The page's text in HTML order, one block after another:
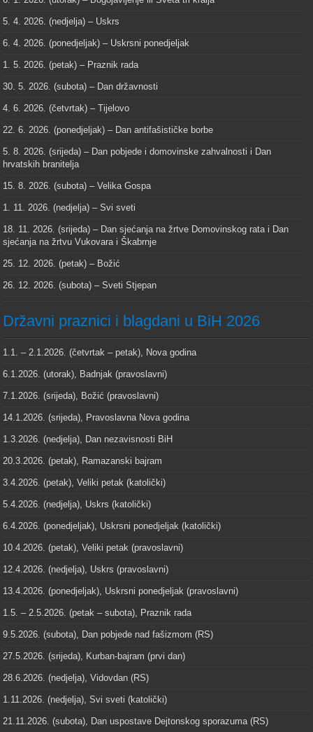
5. 4. 2026. (nedjelja) – Uskrs
6. 4. 2026. (ponedjeljak) – Uskrsni ponedjeljak
1. 5. 2026. (petak) – Praznik rada
30. 5. 2026. (subota) – Dan državnosti
4. 6. 2026. (četvrtak) – Tijelovo
22. 6. 2026. (ponedjeljak) – Dan antifašističke borbe
5. 8. 2026. (srijeda) – Dan pobjede i domovinske zahvalnosti i Dan
hrvatskih branitelja
15. 8. 2026. (subota) – Velika Gospa
1. 11. 2026. (nedjelja) – Svi sveti
18. 11. 2026. (srijeda) – Dan sjećanja na žrtve Domovinskog rata i Dan
sjećanja na žrtvu Vukovara i Škabrnje
25. 12. 2026. (petak) – Božić
26. 12. 2026. (subota) – Sveti Stjepan
Državni praznici i blagdani u BiH 2026
1.1. – 2.1.2026. (četvrtak – petak), Nova godina
6.1.2026. (utorak), Badnjak (pravoslavni)
7.1.2026. (srijeda), Božić (pravoslavni)
14.1.2026. (srijeda), Pravoslavna Nova godina
1.3.2026. (nedjelja), Dan nezavisnosti BiH
20.3.2026. (petak), Ramazanski bajram
3.4.2026. (petak), Veliki petak (katolički)
5.4.2026. (nedjelja), Uskrs (katolički)
6.4.2026. (ponedjeljak), Uskrsni ponedjeljak (katolički)
10.4.2026. (petak), Veliki petak (pravoslavni)
12.4.2026. (nedjelja), Uskrs (pravoslavni)
13.4.2026. (ponedjeljak), Uskrsni ponedjeljak (pravoslavni)
1.5. – 2.5.2026. (petak – subota), Praznik rada
9.5.2026. (subota), Dan pobjede nad fašizmom (RS)
27.5.2026. (srijeda), Kurban-bajram (prvi dan)
28.6.2026. (nedjelja), Vidovdan (RS)
1.11.2026. (nedjelja), Svi sveti (katolički)
21.11.2026. (subota), Dan uspostave Dejtonskog sporazuma (RS)